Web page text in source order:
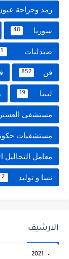
رمد وجراحة
سوريا 48
صيدليات 1
فن 852
ليبيا 19
مستشفى
مستشفيات
معامل التحاليل
نسا و توليد 2
الارشيف
2021